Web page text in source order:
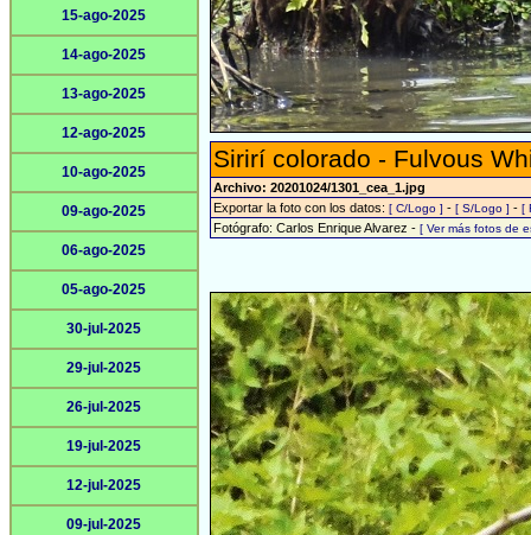
15-ago-2025
14-ago-2025
13-ago-2025
12-ago-2025
10-ago-2025
09-ago-2025
06-ago-2025
05-ago-2025
30-jul-2025
29-jul-2025
26-jul-2025
19-jul-2025
12-jul-2025
09-jul-2025
Sirirí colorado - Fulvous
Archivo: 20201024/1301_cea_1.jpg
Exportar la foto con los datos: [ C/Logo ] - [ S/Logo ] - [
Fotógrafo: Carlos Enrique Alvarez - [ Ver más fotos de